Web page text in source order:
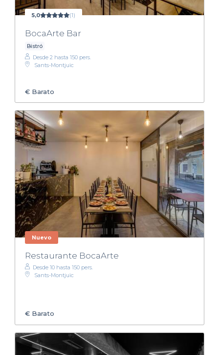
5,0 (1)
BocaArte Bar
Bistró
Desde 2 hasta 150 pers.
Sants-Montjuïc
€ Barato
Nuevo
Restaurante BocaArte
Desde 10 hasta 150 pers.
Sants-Montjuïc
€ Barato